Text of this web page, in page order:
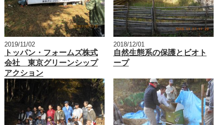
2019/11/02
トッパン・フォームズ株式
会社 東京グリーンシップ
アクション
2018/12/01
自然生態系の保護とビオト
ープ